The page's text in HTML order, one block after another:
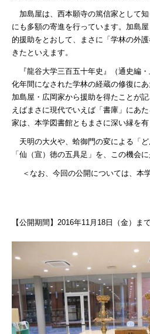
加島屋は、西本願寺の篤信家として
にも多額の寄進を行っています。加島
的援助をとおして、まさに「学林の外
きたといえます。
『龍谷大学三百五十年史』（通史編・
化年間になされた学林の経蔵の修復に
加島屋・広岡家から援助を得たことが
えばまさに現代でいえば「書庫」にあ
家は、本学図書館ともまさに深い縁を有
天明の大火や、蛤御門の変による「
「仙（宣）徳の五具足」を、この機会
＜なお、今回の公開については、本
【公開期間】 2016年11月 18 日（金）ま